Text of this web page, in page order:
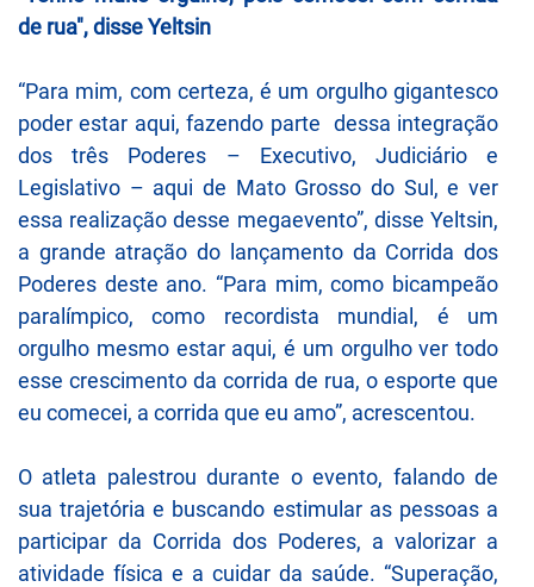
de rua", disse Yeltsin
“Para mim, com certeza, é um orgulho gigantesco
poder estar aqui, fazendo parte dessa integração
dos três Poderes – Executivo, Judiciário e
Legislativo – aqui de Mato Grosso do Sul, e ver
essa realização desse megaevento”, disse Yeltsin,
a grande atração do lançamento da Corrida dos
Poderes deste ano. “Para mim, como bicampeão
paralímpico, como recordista mundial, é um
orgulho mesmo estar aqui, é um orgulho ver todo
esse crescimento da corrida de rua, o esporte que
eu comecei, a corrida que eu amo”, acrescentou.
O atleta palestrou durante o evento, falando de
sua trajetória e buscando estimular as pessoas a
participar da Corrida dos Poderes, a valorizar a
atividade física e a cuidar da saúde. “Superação,